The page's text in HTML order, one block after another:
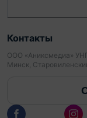
Контакты
ООО «Аниксмедиа»
Минск,